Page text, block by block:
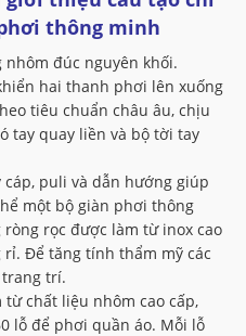
thông minh
đúc nguyên khối.
hai thanh phơi lên xuống
tiêu chuẩn châu âu, chịu
tay quay liền và bộ tời tay
cáp, puli và dẫn hướng giúp
một bộ giàn phơi thông
rọc được làm từ inox cao
rỉ. Để tăng tính thẩm mỹ các
trí.
chất liệu nhôm cao cấp,
lỗ để phơi quần áo. Mỗi lỗ